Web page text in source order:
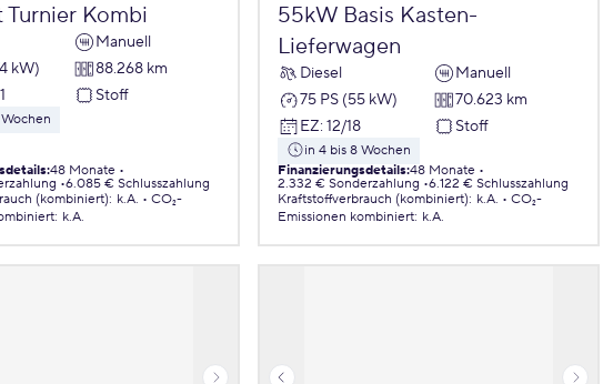
Turnier Kombi
Manuell
kW)
88.268 km
Stoff
:48 Monate
6.085 € Schlusszahlung
(kombiniert): k.A.
CO₂-
: k.A.
55kW Basis Kasten-
Lieferwagen
Diesel
Manuell
75 PS (55 kW)
70.623 km
EZ: 12/18 Stoff
in 4 bis 8 Wochen
Finanzierungsdetails:48 Monate
2.332 € Sonderzahlung 6.122 € Schlusszahlung
Kraftstoffverbrauch (kombiniert): k.A.
CO₂-
Emissionen kombiniert: k.A.